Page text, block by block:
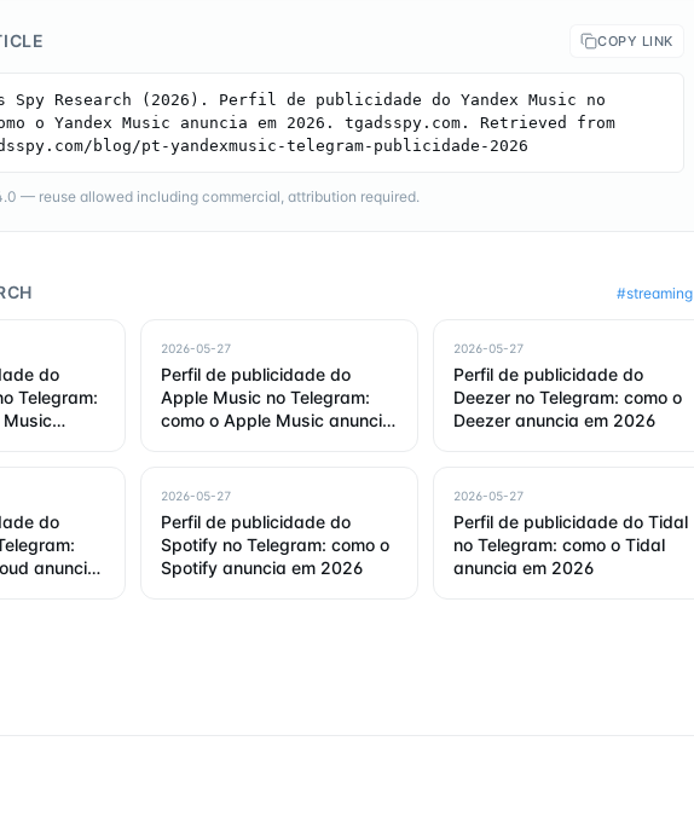
COPY LINK
Spy Research (2026). Perfil de publicidade do Yandex Music no
o Yandex Music anuncia em 2026. tgadsspy.com. Retrieved from
blog/pt-yandexmusic-telegram-publicidade-2026
— reuse allowed including commercial, attribution required.
#streaming
do
Telegram:
Music
2026-05-27
Perfil de publicidade do
Apple Music no Telegram:
como o Apple Music anuncia
2026-05-27
Perfil de publicidade do
Deezer no Telegram: como o
Deezer anuncia em 2026
do
anuncia
2026-05-27
Perfil de publicidade do
Spotify no Telegram: como o
Spotify anuncia em 2026
2026-05-27
Perfil de publicidade do Tidal
no Telegram: como o Tidal
anuncia em 2026